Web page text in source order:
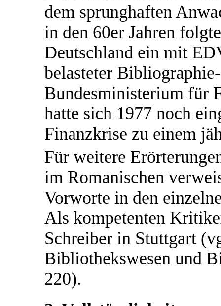
dem sprunghaften
in den 60er Jahren
Deutschland ein mit
belasteter
Bundesministerium für
hatte sich 1977 noch
Finanzkrise zu einem
Für weitere
im Romanischen
Vorworte in den
Als kompetenten
Schreiber in Stuttgart
Bibliothekswesen und
220).